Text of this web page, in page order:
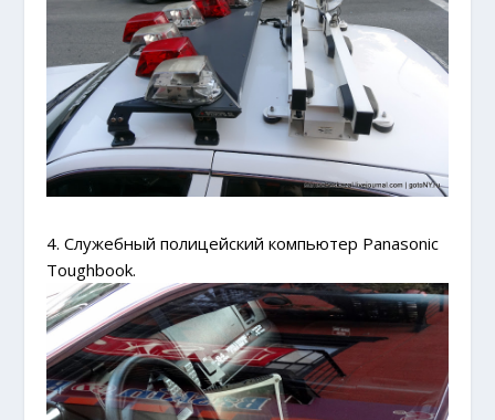
4. Служебный полицейский компьютер Рanasonic
Toughbook.